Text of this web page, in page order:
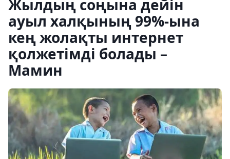
Жылдың соңына дейін
ауыл халқының 99%-ына
кең жолақты интернет
қолжетімді болады –
Мамин